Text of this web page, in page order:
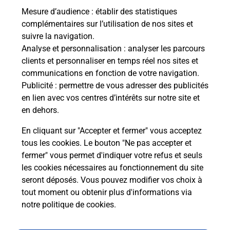
Mesure d’audience : établir des statistiques
complémentaires sur l’utilisation de nos sites et
suivre la navigation.
Analyse et personnalisation : analyser les parcours
clients et personnaliser en temps réel nos sites et
communications en fonction de votre navigation.
Publicité : permettre de vous adresser des publicités
en lien avec vos centres d’intérêts sur notre site et
en dehors.
En cliquant sur "Accepter et fermer" vous acceptez
tous les cookies. Le bouton "Ne pas accepter et
fermer" vous permet d'indiquer votre refus et seuls
les cookies nécessaires au fonctionnement du site
seront déposés. Vous pouvez modifier vos choix à
tout moment ou obtenir plus d'informations via
notre politique de cookies.
Boîte aux lettres La Poste
Prochaine collecte du courrierlundià 09h00
4 Route De Medreac
35360
Montauban De Bretagne
Itinéraire
Le lien s'ouvre dans un nouvel onglet
Localiser Liste Boîtes aux lettres
Ille-et-Vilaine
Montauban De Bretagne